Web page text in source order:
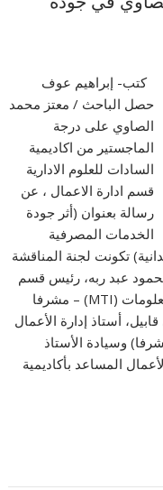
كتب- إبراهيم عوف
حصل الباحث / معتز محمد
الصاوي على درجة
الماجستير من اكاديمية
السادات للعلوم الادارية
قسم ادارة الاعمال ، عن
رسالة بعنوان (أثر جودة
الخدمات المصرفية
تكونت لجنة المناقشة
عبد ربه، رئيس قسم
التسويق بالجامعة الحديثة للتكنولوجيا والمعلومات (MTI) – مشرفا
أستاذ إدارة الأعمال
وسيادة الأستاذ
المساعد بأكاديمية